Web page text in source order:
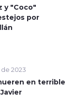
y "Coco"
por
2023
en terrible